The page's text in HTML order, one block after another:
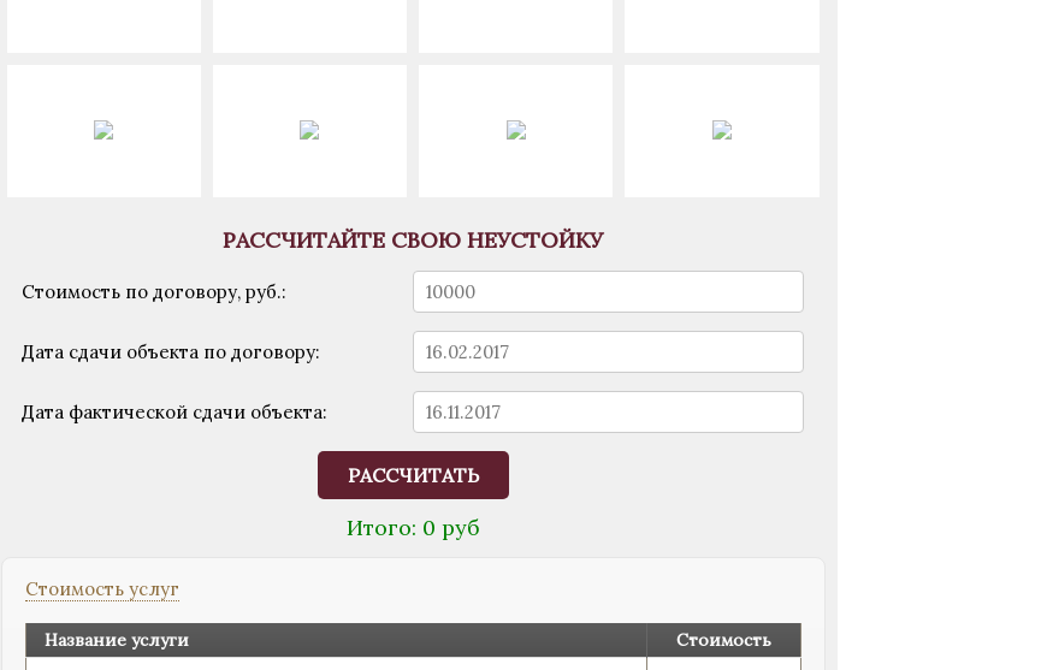
РАССЧИТАЙТЕ СВОЮ НЕУСТОЙКУ
Стоимость по договору, руб.:
Дата сдачи объекта по договору:
Дата фактической сдачи объекта:
РАССЧИТАТЬ
Итого: 0 руб
Стоимость услуг
Название услуги
Стоимость